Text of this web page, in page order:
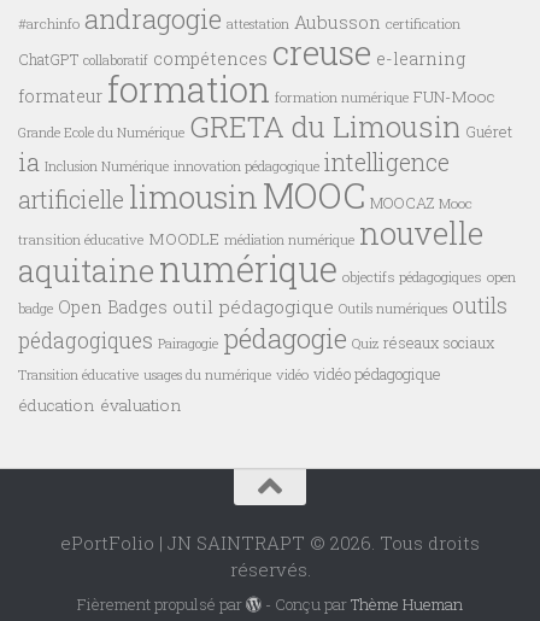
#archinfo andragogie attestation Aubusson certification
ChatGPT collaboratif compétences creuse e-learning
formateur formation formation numérique FUN-Mooc
Grande Ecole du Numérique GRETA du Limousin Guéret
ia Inclusion Numérique innovation pédagogique intelligence
artificielle limousinMOOC MOOCAZ Mooc
transition éducative MOODLE médiation numérique nouvelle
aquitainenumérique objectifs pédagogiques open
badge Open Badges outil pédagogique Outils numériques outils
pédagogiques Pairagogie pédagogie Quiz réseaux sociaux
Transition éducative usages du numérique vidéo vidéo pédagogique
éducation évaluation
ePortFolio | JN SAINTRAPT © 2026. Tous droits
réservés.
Fièrement propulsé par - Conçu parThème Hueman